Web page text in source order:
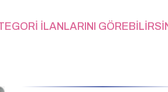
İLANLARINI